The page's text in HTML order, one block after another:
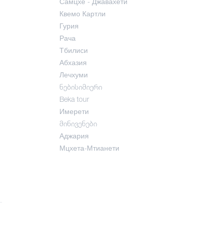
Квемо Картли
Гурия
Рача
Тбилиси
Абхазия
Лечхуми
ნებისიმიერი
Beka tour
Имерети
მინივენები
Аджария
Мцхета-Мтианети